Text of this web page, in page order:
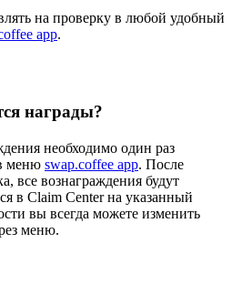
на проверку в любой удобный
app.
награды?
необходимо один раз
меню swap.coffee app. После
все вознаграждения будут
в Claim Center на указанный
вы всегда можете изменить
меню.